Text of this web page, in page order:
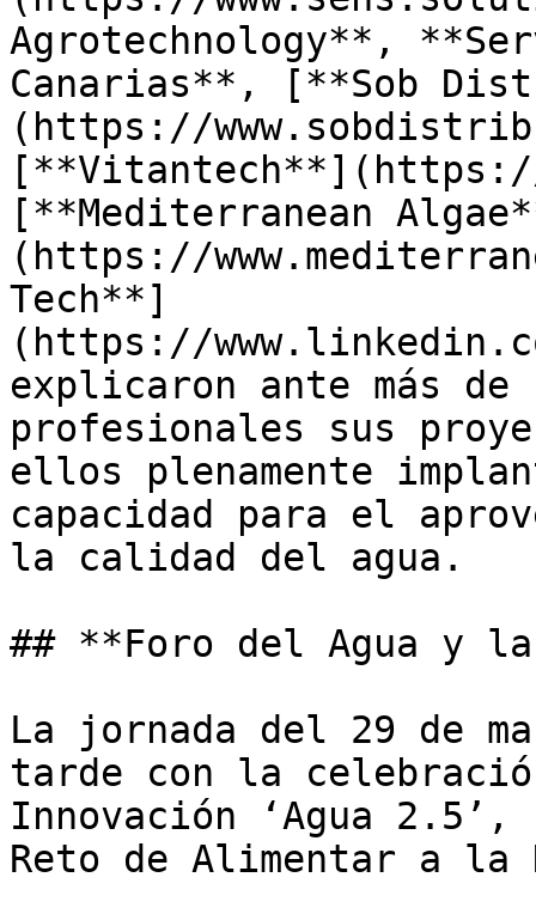
Agrotechnology**,
Canarias**, [**Sob
(https://
[**Mediterranean
(https://
Tech**]
(https://
explicaron ante más de
profesionales sus
ellos plenamente
capacidad para el
la calidad del agua.
## **Foro del Agua y
La jornada del 29 de
tarde con la
Innovación ‘Agua
Reto de Alimentar a la